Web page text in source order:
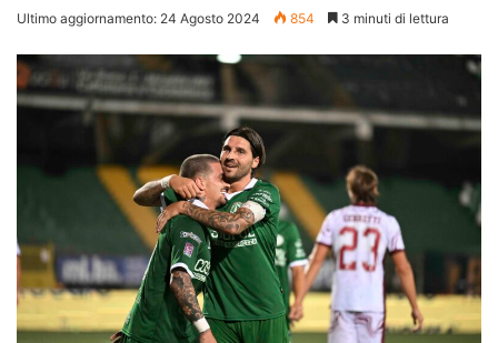
Ultimo aggiornamento: 24 Agosto 2024 854 3 minuti di lettura